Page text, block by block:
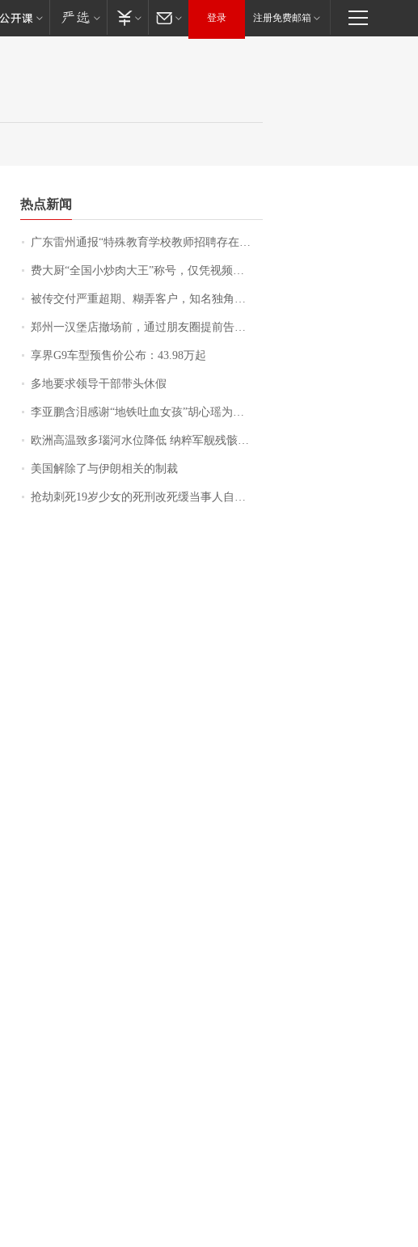
登录 注册免费邮箱
热点新闻
广东雷州通报“特殊教育学校教师招聘存在违规行为”：已启动问责程序 副校长被停职
费大厨“全国小炒肉大王”称号，仅凭视频评出？中国烹饪协会回应
被传交付严重超期、糊弄客户，知名独角兽车企创始人回应：都没证据，将依法采取措施，“本人长期与美国交管局保持沟通，对方表示肯定”
郑州一汉堡店撤场前，通过朋友圈提前告知逐一退费，有顾客仅剩1元也全被退回，分文不少；顾客：言而有信，让人感动
享界G9车型预售价公布：43.98万起
多地要求领导干部带头休假
李亚鹏含泪感谢“地铁吐血女孩”胡心瑶为嫣然天使捐99999元：这份捐赠太沉重，尊重其捐赠意愿，个人向胡心瑶和她的病友之家各捐赠99999元
欧洲高温致多瑙河水位降低 纳粹军舰残骸重见天日
美国解除了与伊朗相关的制裁
抢劫刺死19岁少女的死刑改死缓当事人自述：出狱11年间始终刻意躲避被害人家属